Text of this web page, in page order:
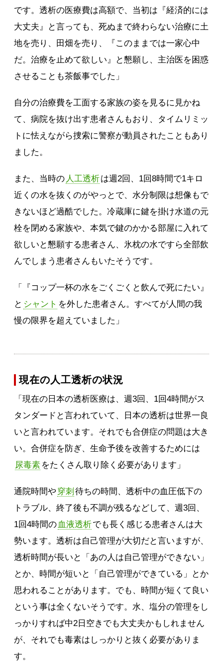
です。透析の医療費は高額で、当初は『経済的には
大丈夫』と言っても、死ぬまで終わらない治療に土
地を売り、田畑を売り、『このままでは一家心中
だ。治療を止めて欲しい』と懇願し、主治医を困惑
させることも茶飯事でした」
自分の治療費を工面する家族の姿を見るに見かね
て、病院を抜け出す患者さんもおり、タイムリミッ
トに怯えながら捜索に警察が動員されたこともあり
ました。
また、当時の 人工透析は週2回、1回8時間で1キロ
近くの水を抜くのがやっとで、水分制限は想像もで
きないほど過酷でした。冷蔵庫に鍵を掛け水道の元
栓を閉める家族や、本気で鍵のかかる部屋に入れて
欲しいと懇願する患者さん、氷枕の水ですら全部飲
んでしまう患者さんもいたそうです。
「『コップ一杯の水をごくごくと飲んで死にたい』
と シャント を外した患者さん。すべてが人間の我
慢の限界を超えていました」
現在の人工透析の状況
「現在の日本の透析医療は、週3回、1回4時間がス
タンダードと言われていて、日本の透析は世界一良
いと言われています。それでも合併症の問題は大き
い。合併症を防ぎ、生命予後を改善するためには
尿毒素 をたくさん取り除く必要があります」
通院時間や穿刺 待ちの時間、透析中の血圧低下の
トラブル、終了後も不調が残るなどして、週3回、
1回4時間の 血液透析でも長く感じる患者さんは大
勢います。透析は自己管理が大切だと言いますが、
透析時間が長いと「あの人は自己管理ができない」
とか、時間が短いと「自己管理ができている」とか
思われることがあります。でも、時間が短くて良い
という事は全くないそうです。水、塩分の管理をし
っかりすれば中2日空きでも大丈夫かもしれません
が、それでも毒素はしっかりと抜く必要がありま
す。